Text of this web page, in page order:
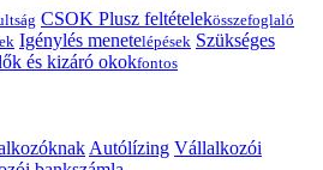
CSOK Plusz feltételekösszefoglaló
Igénylés menetelépések Szükséges
és kizáró okokfontos
Autólízing Vállalkozói